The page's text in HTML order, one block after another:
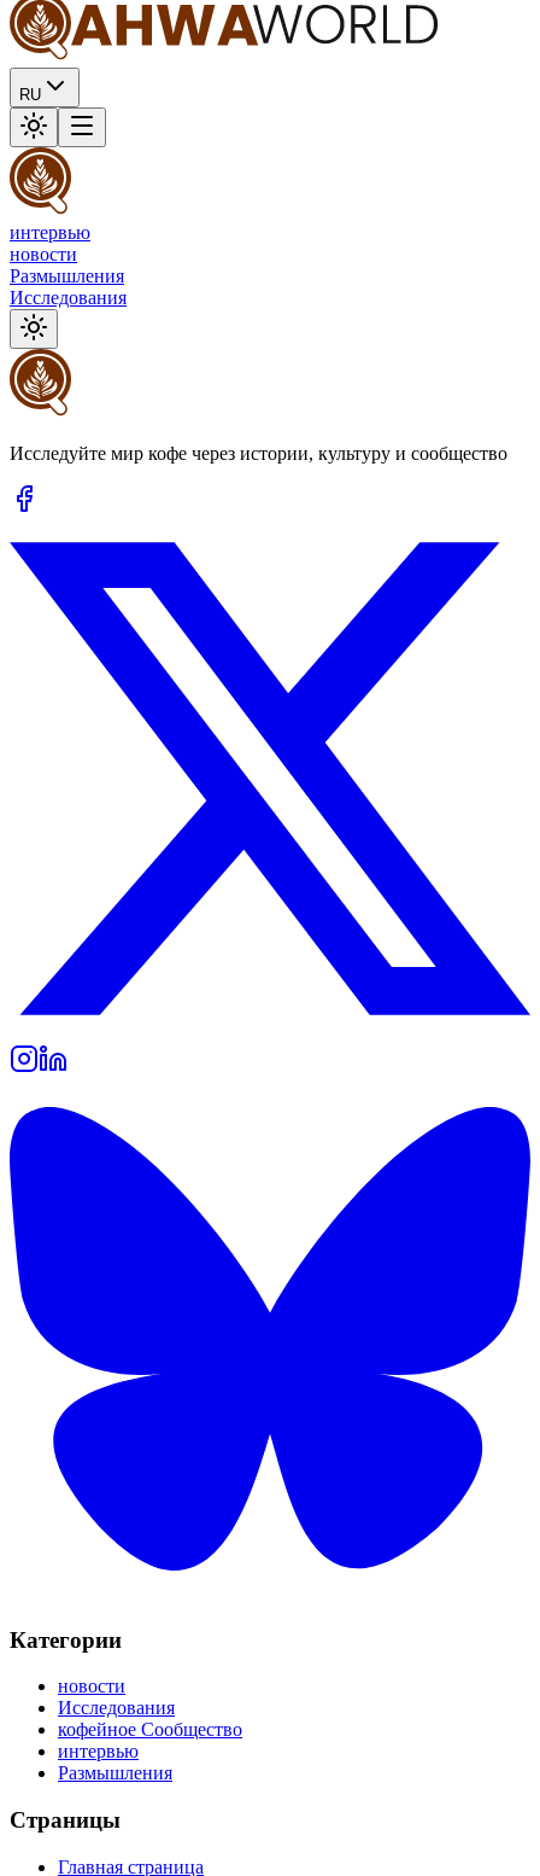
RU
интервью
новости
Размышления
Исследования
Исследуйте мир кофе через истории, культуру и сообщество
Категории
новости
Исследования
кофейное Сообщество
интервью
Размышления
Страницы
Главная страница